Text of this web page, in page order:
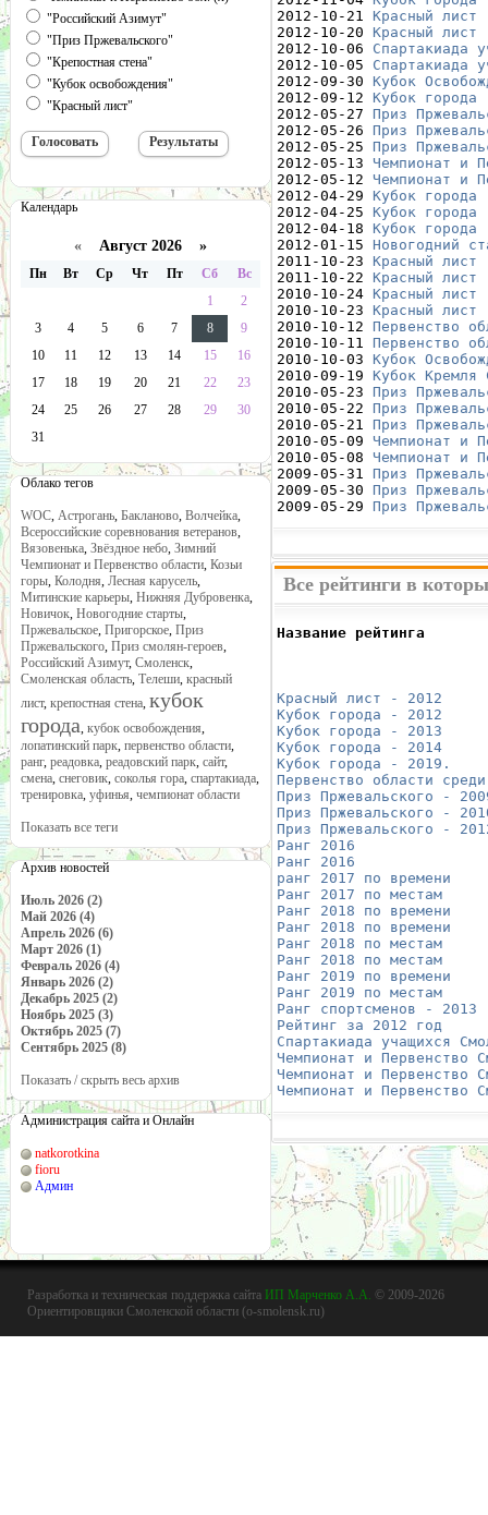
"Российский Азимут"
"Приз Пржевальского"
"Крепостная стена"
"Кубок освобождения"
"Красный лист"
Календарь
« Август 2026 »
Пн Вт Ср Чт Пт Сб
Вс
1
2
3
4 5 6 7 8
9
10
11 12 13 14 15
16
17
18 19 20 21 22
23
24
25 26 27 28 29
30
31
Облако тегов
WOC, Астрогань, Бакланово, Волчейка,
Всероссийские соревнования ветеранов,
Вязовенька, Звёздное небо, Зимний
Чемпионат и Первенство области, Козьи
горы, Колодня, Лесная карусель,
Митинские карьеры, Нижняя Дубровенка,
Новичок, Новогодние старты,
Пржевальское, Пригорское, Приз
Пржевальского, Приз смолян-героев,
Российский Азимут, Смоленск,
Смоленская область, Телеши, красный
лист, крепостная стена, кубок
города, кубок освобождения,
лопатинский парк, первенство области,
ранг, реадовка, реадовский парк, сайт,
смена, снеговик, соколья гора, спартакиада,
тренировка, уфинья, чемпионат области
Показать все теги
Архив новостей
Июль 2026 (2)
Май 2026 (4)
Апрель 2026 (6)
Март 2026 (1)
Февраль 2026 (4)
Январь 2026 (2)
Декабрь 2025 (2)
Ноябрь 2025 (3)
Октябрь 2025 (7)
Сентябрь 2025 (8)
Показать / скрыть весь архив
Администрация сайта и Онлайн
natkorotkina
fioru
Админ
2012-10-21 Красный
2012-10-20 Красный
2012-10-06 Спартакиада
2012-10-05 Спартакиада
2012-09-30 Кубок
2012-09-12 Кубок
2012-05-27 Приз
2012-05-26 Приз
2012-05-25 Приз
2012-05-13 Чемпионат и
2012-05-12 Чемпионат и
2012-04-29 Кубок
2012-04-25 Кубок
2012-04-18 Кубок
2012-01-15 Новогодний
2011-10-23 Красный
2011-10-22 Красный
2010-10-24 Красный
2010-10-23 Красный
2010-10-12 Первенство
2010-10-11 Первенство
2010-10-03 Кубок
2010-09-19 Кубок Кремля
2010-05-23 Приз
2010-05-22 Приз
2010-05-21 Приз
2010-05-09 Чемпионат и
2010-05-08 Чемпионат и
2009-05-31 Приз
2009-05-30 Приз
2009-05-29 Приз
Все рейтинги в
Название рейтинга
Красный лист - 2012
Кубок города - 2012
Кубок города - 2013
Кубок города - 2014
Кубок города - 2019.
Первенство области
Приз Пржевальского -
Приз Пржевальского -
Приз Пржевальского -
Ранг 2016
Ранг 2016
ранг 2017 по времени
Ранг 2017 по местам
Ранг 2018 по времени
Ранг 2018 по времени
Ранг 2018 по местам
Ранг 2018 по местам
Ранг 2019 по времени
Ранг 2019 по местам
Ранг спортсменов - 2013
Рейтинг за 2012 год
Спартакиада учащихся
Чемпионат и Первенство
Чемпионат и Первенство
Чемпионат и Первенство
Разработка и техническая поддержка сайта ИП Марченко А.А. © 2009-2026
Ориентировщики Смоленской области (o-smolensk.ru)